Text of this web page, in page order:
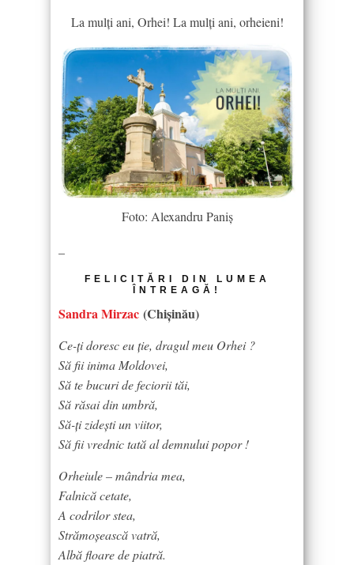
La mulți ani, Orhei! La mulți ani, orheieni!
Foto: Alexandru Paniș
–
FELICITĂRI DIN LUMEA
ÎNTREAGĂ!
Sandra Mirzac (Chișinău)
Ce-ți doresc eu ție, dragul meu Orhei ?
Să fii inima Moldovei,
Să te bucuri de feciorii tăi,
Să răsai din umbră,
Să-ți zidești un viitor,
Să fii vrednic tată al demnului popor !
Orheiule – mândria mea,
Falnică cetate,
A codrilor stea,
Strămoșească vatră,
Albă floare de piatră.